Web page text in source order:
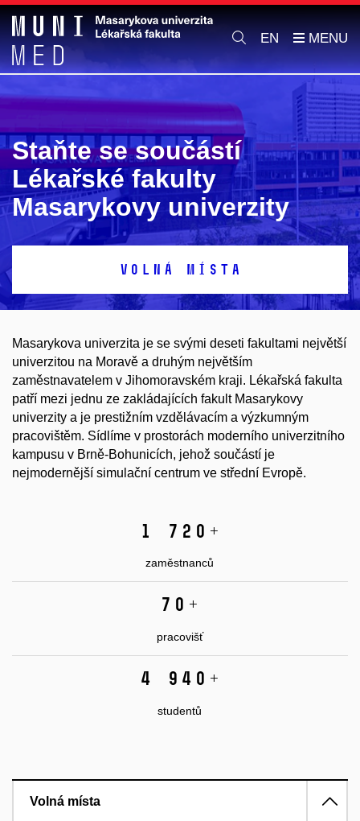
EN
Staňte se součástí
Lékařské fakulty
Masarykovy univerzity
VOLNÁ MÍSTA
Masarykova univerzita je se svými deseti fakultami největší
univerzitou na Moravě a druhým největším
zaměstnavatelem v Jihomoravském kraji. Lékařská fakulta
patří mezi jednu ze zakládajících fakult Masarykovy
univerzity a je prestižním vzdělávacím a výzkumným
pracovištěm. Sídlíme v prostorách moderního univerzitního
kampusu v Brně-Bohunicích, jehož součástí je
nejmodernější simulační centrum ve střední Evropě.
1 720 +
zaměstnanců
70 +
pracovišť
4 940 +
studentů
Volná místa